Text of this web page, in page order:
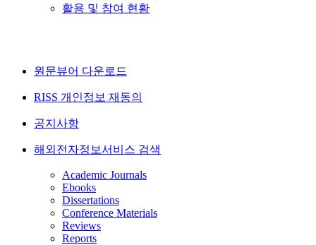
활용 및 참여 현황
원문뷰어 다운로드
RISS 개인정보 재동의
공지사항
해외전자정보서비스 검색
Academic Journals
Ebooks
Dissertations
Conference Materials
Reviews
Reports